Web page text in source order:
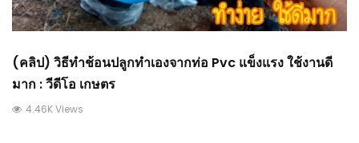
(คลิป) วิธีทำช้อนปลูกทำเองจากท่อ Pvc แข็งแรง ใช้งานดี
มาก : วีดีโอ เกษตร
4.46K Views